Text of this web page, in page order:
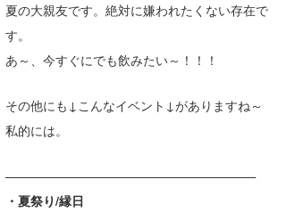
夏の大親友です。絶対に嫌われたくない存在で
す。
あ～、今すぐにでも飲みたい～！！！
その他にも↓こんなイベント↓がありますね～
私的には。
————————————————————
・夏祭り/縁日
S.K
Soulman
waka☆=
たっちー